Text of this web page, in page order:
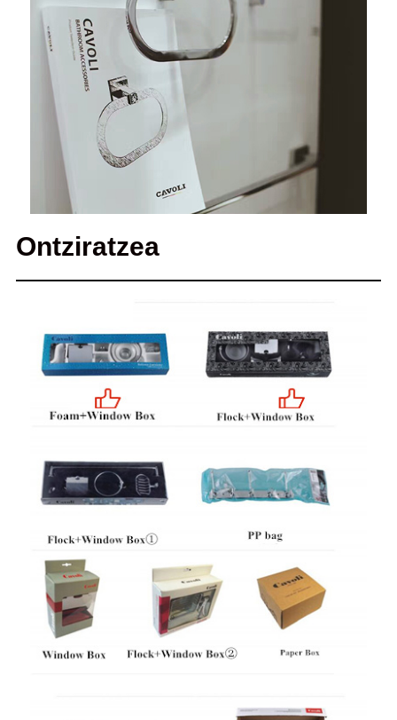
Ontziratzea